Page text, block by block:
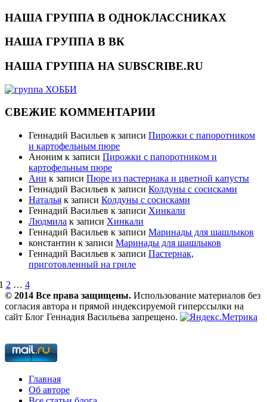
НАША ГРУППА В ОДНОКЛАССНИКАХ
НАША ГРУППА В ВК
НАША ГРУППА НА SUBSCRIBE.RU
СВЕЖИЕ КОММЕНТАРИИ
Геннадий Васильев к записи Пирожки с папоротником
и картофельным пюре
Аноним к записи Пирожки с папоротником и
картофельным пюре
Ани к записи Пюре из пастернака и цветной капусты
Геннадий Васильев к записи Колдуны с сосисками
Наталья к записи Колдуны с сосисками
Геннадий Васильев к записи Хинкали
Людмила к записи Хинкали
Геннадий Васильев к записи Маринады для шашлыков
константин к записи Маринады для шашлыков
Геннадий Васильев к записи Пастернак,
приготовленный на гриле
2 … 4
© 2014 Все права защищены. Использование материалов без
согласия автора и прямой индексируемой гиперссылки на
сайт Блог Геннадия Васильева запрещено.
Главная
Об авторе